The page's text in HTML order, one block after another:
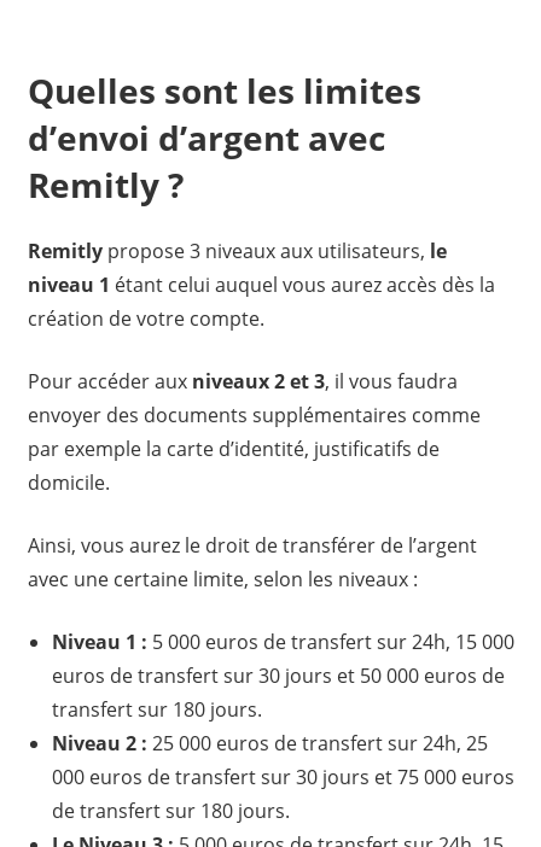
Quelles sont les limites
d’envoi d’argent avec
Remitly ?
Remitlypropose 3 niveaux aux utilisateurs, le
niveau 1 étant celui auquel vous aurez accès dès la
création de votre compte.
Pour accéder aux niveaux 2 et 3, il vous faudra
envoyer des documents supplémentaires comme
par exemple la carte d’identité, justificatifs de
domicile.
Ainsi, vous aurez le droit de transférer de l’argent
avec une certaine limite, selon les niveaux :
Niveau 1 : 5 000 euros de transfert sur 24h, 15 000
euros de transfert sur 30 jours et 50 000 euros de
transfert sur 180 jours.
Niveau 2 : 25 000 euros de transfert sur 24h, 25
000 euros de transfert sur 30 jours et 75 000 euros
de transfert sur 180 jours.